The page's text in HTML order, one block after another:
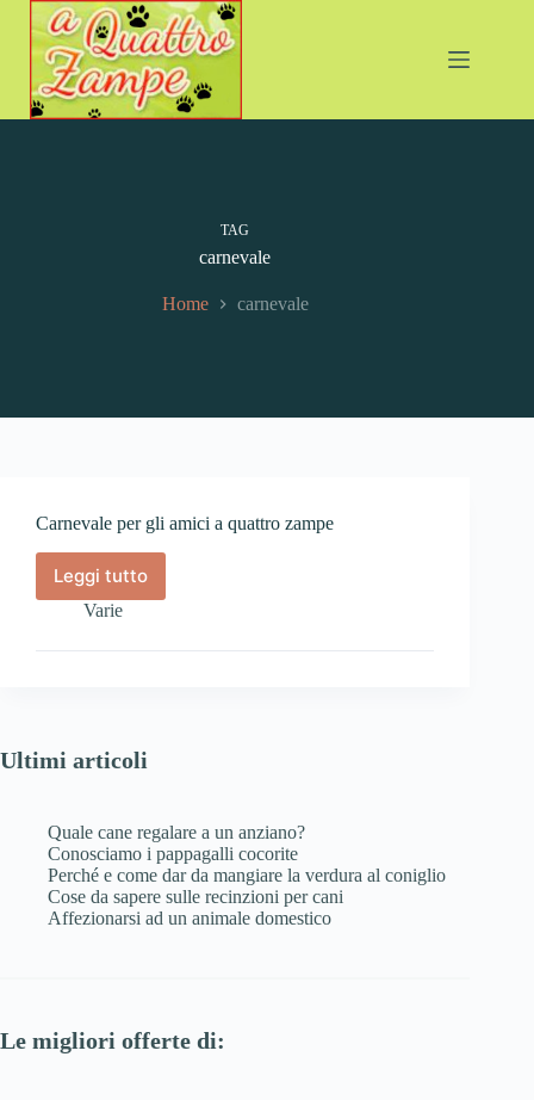
Salta
contenuto
TAG
carnevale
Home carnevale
Carnevale per gli amici a quattro zampe
Leggi tutto
Carnevale
per
amici
Varie
Ultimi articoli
Quale cane regalare a un anziano?
Conosciamo i pappagalli cocorite
Perché e come dar da mangiare la verdura al coniglio
Cose da sapere sulle recinzioni per cani
Affezionarsi ad un animale domestico
Le migliori offerte di: